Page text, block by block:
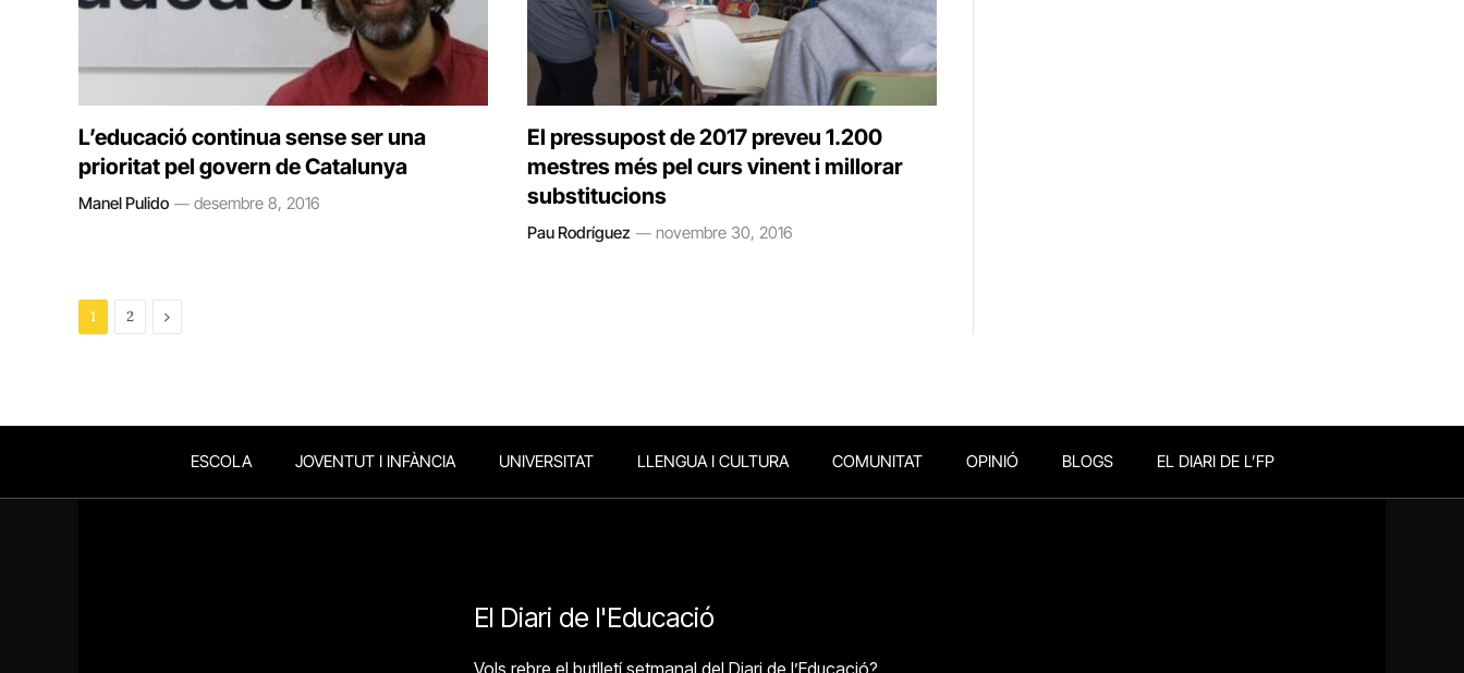
L’educació continua sense ser una
prioritat pel govern de Catalunya
Manel Pulido desembre 8, 2016
El pressupost de 2017 preveu 1.200
mestres més pel curs vinent i millorar
substitucions
Pau Rodríguez novembre 30, 2016
1 2 Next
ESCOLA JOVENTUT I INFÀNCIA UNIVERSITAT LLENGUA I CULTURA COMUNITAT OPINIÓ BLOGS EL DIARI DE L’FP